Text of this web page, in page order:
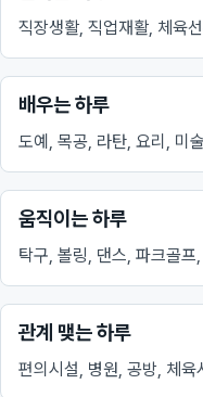
직장생활, 직업재활, 체육
배우는 하루
도예, 목공, 라탄, 요리, 미
움직이는 하루
탁구, 볼링, 댄스, 파크골
관계 맺는 하루
편의시설, 병원, 공방, 체